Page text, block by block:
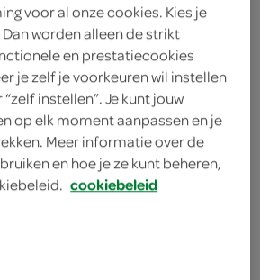
zijn niet zichtbaar bij de
worden wél automatisch
voor al onze cookies. Kies je
Dan worden alleen de strikt
en prestatiecookies
je zelf je voorkeuren wil instellen
instellen”. Je kunt jouw
op elk moment aanpassen en je
Meer informatie over de
en hoe je ze kunt beheren,
cookiebeleid